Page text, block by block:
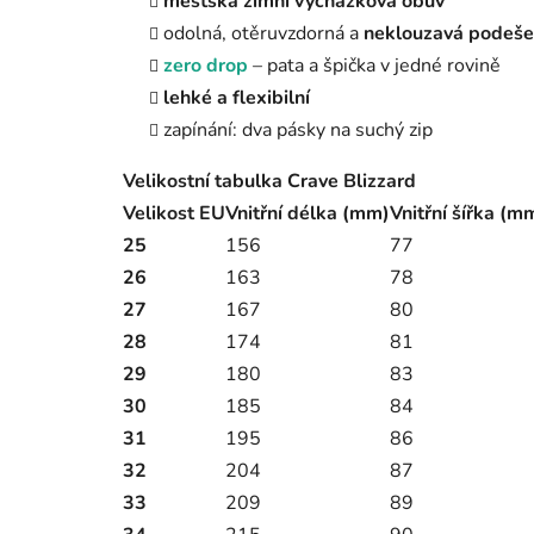
odolná, otěruvzdorná a neklouzavá
zero drop – pata a špička v jedné rovině
lehké a flexibilní
zapínání: dva pásky na suchý zip
Velikostní tabulka Crave Blizzard
Velikost EUVnitřní délka (mm)Vnitřní šířka
25
156
77
26
163
78
27
167
80
28
174
81
29
180
83
30
185
84
31
195
86
32
204
87
33
209
89